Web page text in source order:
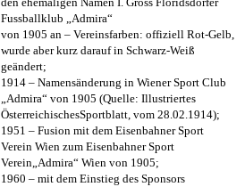
Fussballklub „Admira“
von 1905 an – Vereinsfarben: offiziell Rot-Gelb,
wurde aber kurz darauf in Schwarz-Weiß
geändert;
1914 – Namensänderung in Wiener Sport Club
„Admira“ von 1905 (Quelle: Illustriertes
ÖsterreichischesSportblatt, vom 28.02.1914);
1951 – Fusion mit dem Eisenbahner Sport
Verein Wien zum Eisenbahner Sport
Verein„Admira“ Wien von 1905;
1960 – mit dem Einstieg des Sponsors